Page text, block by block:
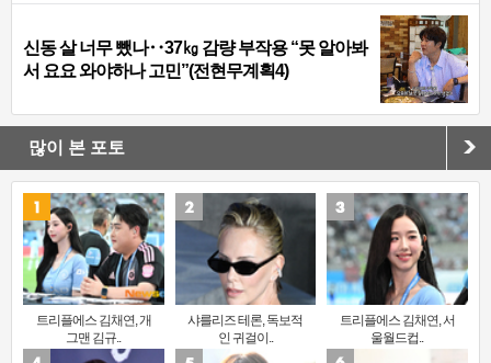
신동 살 너무 뺐나‥37㎏ 감량 부작용 “못 알아봐
서 요요 와야하나 고민”(전현무계획4)
많이 본 포토
트리플에스 김채연, 개
그맨 김규..
샤를리즈 테론, 독보적
인 귀걸이..
트리플에스 김채연, 서
울월드컵..